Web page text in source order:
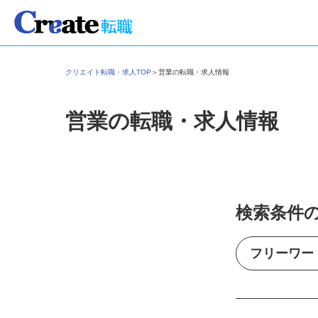
クリエイト転職・求人TOP＞営業の転職・求人情報
営業の転職・求人情報
検索条件